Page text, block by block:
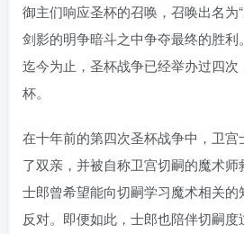
御主们响应圣杯的召唤，召唤出名为
剑影的明争暗斗之中争夺最终的胜利。
迄今为止，圣杯战争已经举办过四
杯。
在十年前的第四次圣杯战争中，卫
了双亲，并被自称卫宫切嗣的魔术师
士郎曾希望能向切嗣学习魔术相关
反对。即便如此，士郎也陪伴切嗣